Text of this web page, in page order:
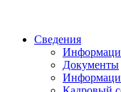
Сведения
Документы